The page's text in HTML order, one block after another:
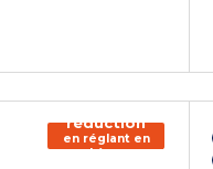
150€ de
réduction
en réglant en
chèque